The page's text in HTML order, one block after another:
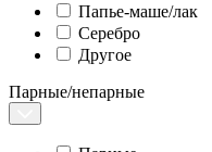
Папье-маше/лак
Серебро
Другое
Парные/непарные